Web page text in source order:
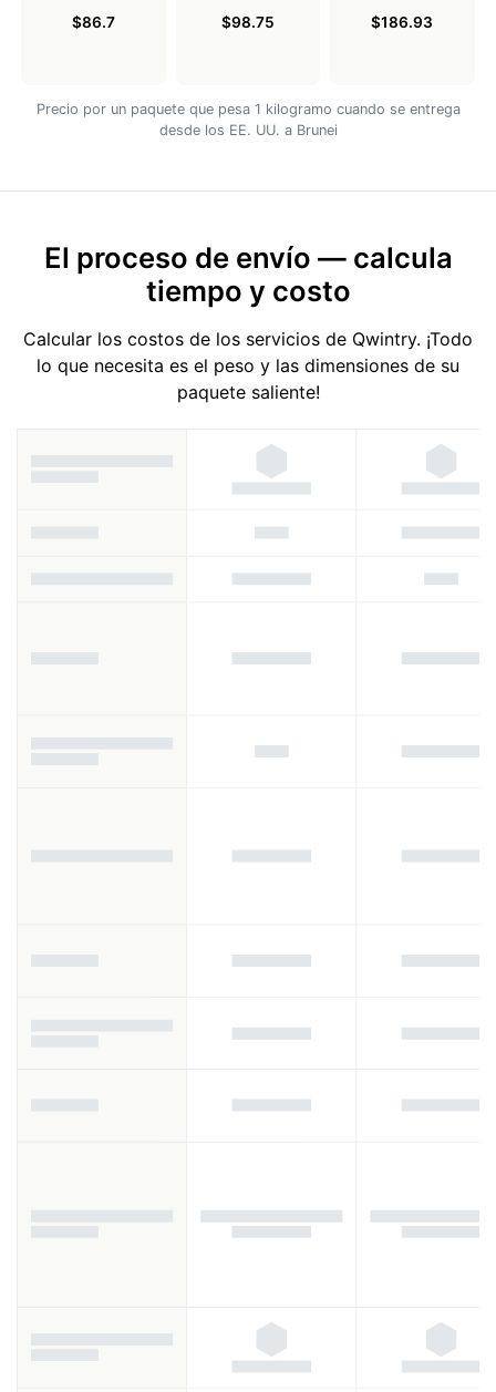
$86.7 $98.75 $186.93
Precio por un paquete que pesa 1 kilogramo cuando se entrega
desde los EE. UU. a Brunei
El proceso de envío — calcula
tiempo y costo
Calcular los costos de los servicios de Qwintry. ¡Todo
lo que necesita es el peso y las dimensiones de su
paquete saliente!